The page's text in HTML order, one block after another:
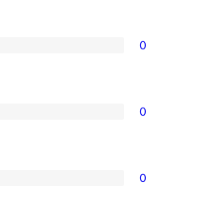
0
0
0